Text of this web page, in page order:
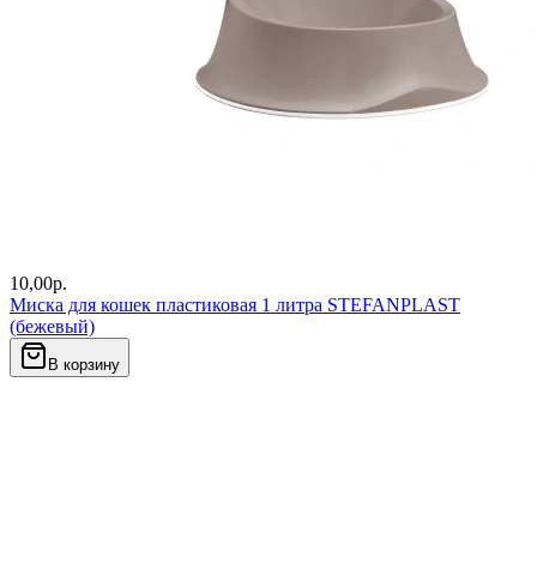
10,00р.
Миска для кошек пластиковая 1 литра STEFANPLAST
(бежевый)
В корзину